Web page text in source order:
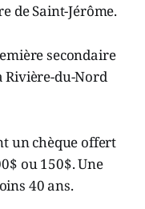
de Saint-Jérôme.
secondaire
Rivière-du-Nord
un chèque offert
ou 150$. Une
40 ans.